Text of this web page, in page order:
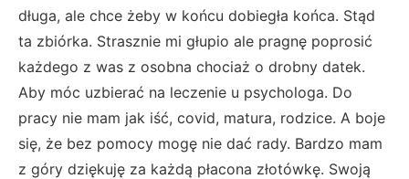
długa, ale chce żeby w końcu dobiegła końca. Stąd
ta zbiórka. Strasznie mi głupio ale pragnę poprosić
każdego z was z osobna chociaż o drobny datek.
Aby móc uzbierać na leczenie u psychologa. Do
pracy nie mam jak iść, covid, matura, rodzice. A boje
się, że bez pomocy mogę nie dać rady. Bardzo mam
z góry dziękuję za każdą płacona złotówkę. Swoją